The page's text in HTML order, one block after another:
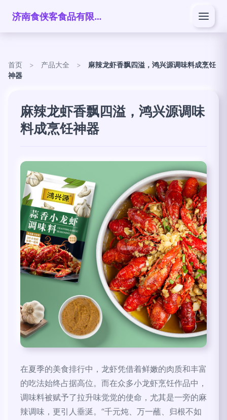
济南食侠客食品有限公司
首页 > 产品大全 >
麻辣龙虾香飘四溢，鸿兴源调味料成烹饪
神器
麻辣龙虾香飘四溢，鸿兴源调味
料成烹饪神器
在夏季的美食排行中，龙虾凭借着鲜嫩的肉质和丰富
的吃法始终占据高位。而在众多小龙虾烹饪作品中，
调味料被赋予了拉升味觉觉的使命，尤其是一旁的麻
辣调味，更引人垂涎。“千元炖、万一蘸、归根不如